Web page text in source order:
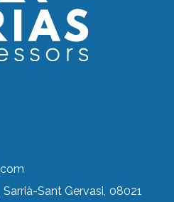
Sant Gervasi, 08021